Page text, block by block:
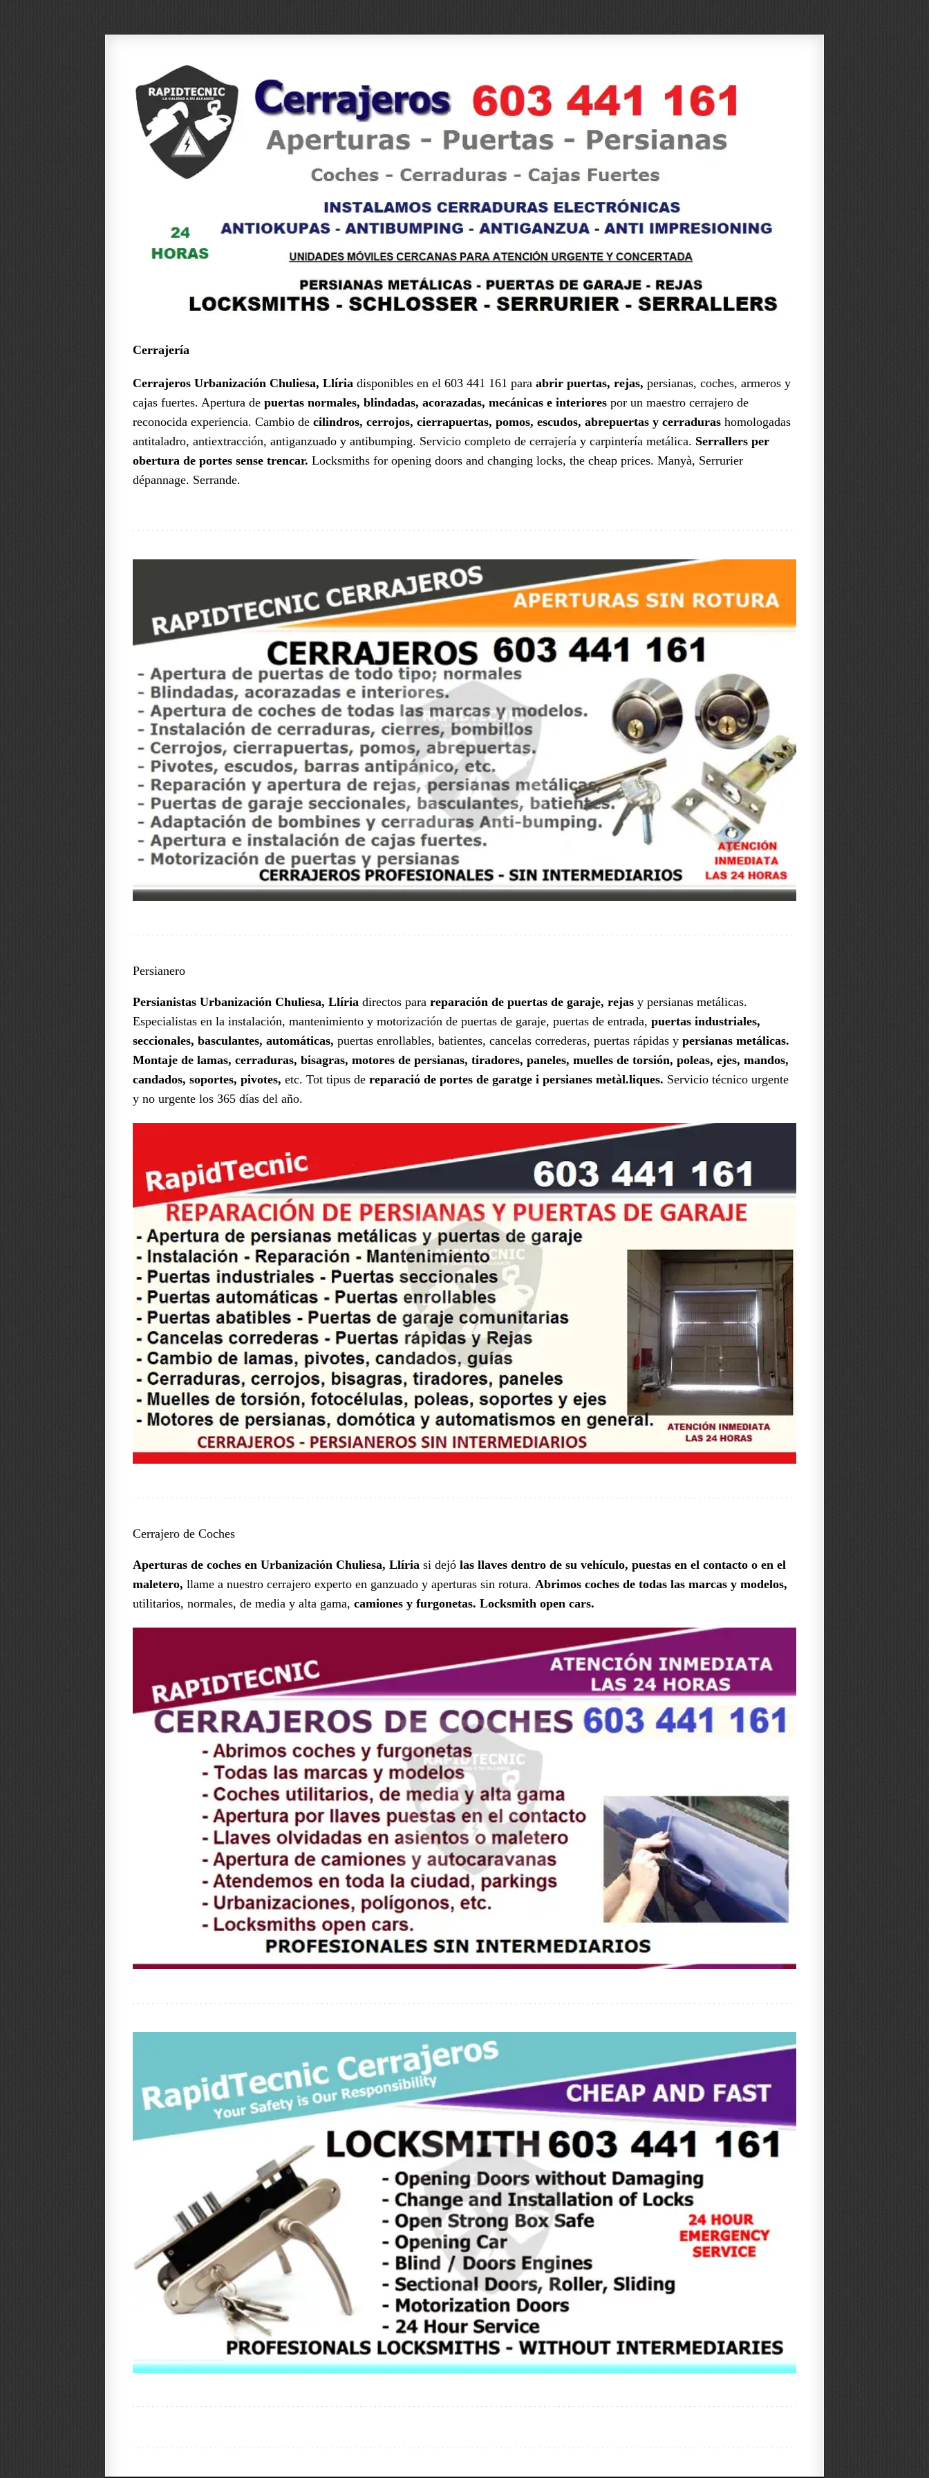
Cerrajería
Cerrajeros Urbanización Chuliesa, Llíria disponibles en el 603 441 161 para abrir puertas, rejas, persianas, coches, armeros y
cajas fuertes. Apertura de puertas normales, blindadas, acorazadas, mecánicas e interiores por un maestro cerrajero de
reconocida experiencia. Cambio de cilindros, cerrojos, cierrapuertas, pomos, escudos, abrepuertas y cerraduras homologadas
antitaladro, antiextracción, antiganzuado y antibumping. Servicio completo de cerrajería y carpintería metálica. Serrallers per
obertura de portes sense trencar. Locksmiths for opening doors and changing locks, the cheap prices. Manyà, Serrurier
dépannage. Serrande.
Persianero
Persianistas Urbanización Chuliesa, Llíria directos para reparación de puertas de garaje, rejas y persianas metálicas.
Especialistas en la instalación, mantenimiento y motorización de puertas de garaje, puertas de entrada, puertas industriales,
seccionales, basculantes, automáticas, puertas enrollables, batientes, cancelas correderas, puertas rápidas y persianas metálicas.
Montaje de lamas, cerraduras, bisagras, motores de persianas, tiradores, paneles, muelles de torsión, poleas, ejes, mandos,
candados, soportes, pivotes, etc. Tot tipus de reparació de portes de garatge i persianes metàl.liques. Servicio técnico urgente
y no urgente los 365 días del año.
Cerrajero de Coches
Aperturas de coches en Urbanización Chuliesa, Llíria si dejó las llaves dentro de su vehículo, puestas en el contacto o en el
maletero, llame a nuestro cerrajero experto en ganzuado y aperturas sin rotura. Abrimos coches de todas las marcas y modelos,
utilitarios, normales, de media y alta gama, camiones y furgonetas. Locksmith open cars.